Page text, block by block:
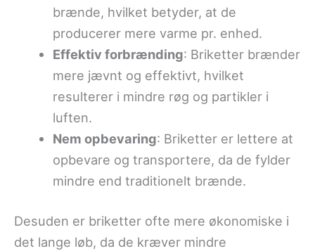
brænde, hvilket betyder, at de
producerer mere varme pr. enhed.
Effektiv forbrænding: Briketter brænder
mere jævnt og effektivt, hvilket
resulterer i mindre røg og partikler i
luften.
Nem opbevaring: Briketter er lettere at
opbevare og transportere, da de fylder
mindre end traditionelt brænde.
Desuden er briketter ofte mere økonomiske i
det lange løb, da de kræver mindre